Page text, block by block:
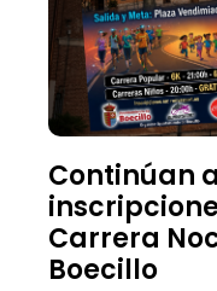
Continúan
Carrera
Boecillo